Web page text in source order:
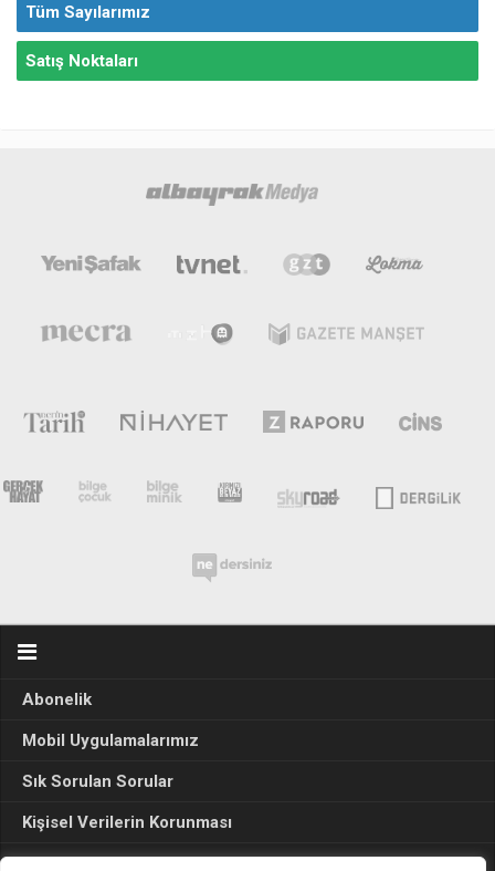
Tüm Sayılarımız
Satış Noktaları
Abonelik
Mobil Uygulamalarımız
Sık Sorulan Sorular
Kişisel Verilerin Korunması
Seçim Sonuçları 2024